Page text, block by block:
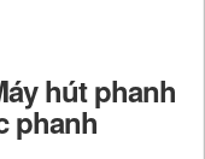
hút phanh
phanh